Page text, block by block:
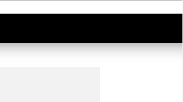
Lopez GP
luciolopezgp